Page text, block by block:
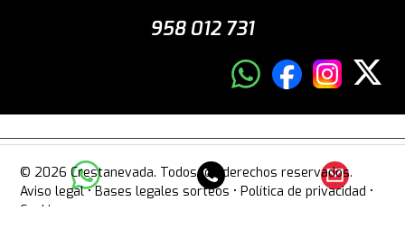
958 012 731
© 2026 Crestanevada. Todos los derechos reservados.
Aviso legal•Bases legales sorteos •Política de privacidad •
Cookies